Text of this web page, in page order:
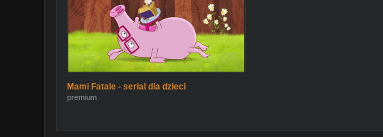
Mami Fatale - serial dla dzieci
premium